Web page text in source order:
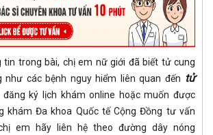
tin trong bài, chị em nữ giới đã biết tử cung
như các bệnh nguy hiểm liên quan đến tử
đăng ký lịch khám online hoặc muốn được
khám Đa khoa Quốc tế Cộng Đồng tư vấn
em hãy liên hệ theo đường dây nóng